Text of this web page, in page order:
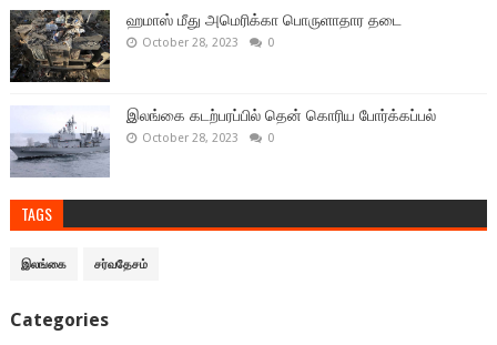
ஹமாஸ் மீது அமெரிக்கா பொருளாதார தடை
October 28, 2023 0
இலங்கை கடற்பரப்பில் தென் கொரிய போர்க்கப்பல்
October 28, 2023 0
TAGS
இலங்கை சர்வதேசம்
Categories